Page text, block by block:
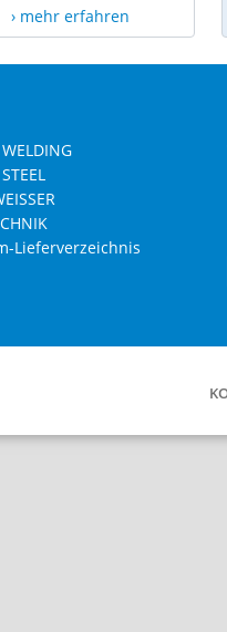
› mehr erfahren
Lieferverzeichnis